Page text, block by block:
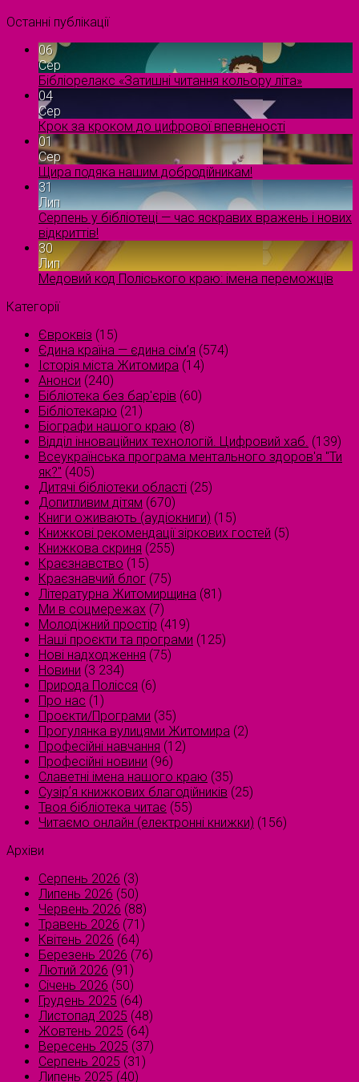
Останні публікації
06
Сер
Бібліорелакс «Затишні читання кольору літа»
04
Сер
Крок за кроком до цифрової впевненості
01
Сер
Щира подяка нашим добродійникам!
31
Лип
Серпень у бібліотеці — час яскравих вражень і нових
відкриттів!
30
Лип
Медовий код Поліського краю: імена переможців
Категорії
Євроквіз (15)
Єдина країна — єдина сім’я (574)
Історія міста Житомира (14)
Анонси (240)
Бібліотека без бар'єрів (60)
Бібліотекарю (21)
Біографи нашого краю (8)
Відділ інноваційних технологій. Цифровий хаб. (139)
Всеукраїнська програма ментального здоров'я "Ти
як?" (405)
Дитячі бібліотеки області (25)
Допитливим дітям (670)
Книги оживають (аудіокниги) (15)
Книжкові рекомендації зіркових гостей (5)
Книжкова скриня (255)
Краєзнавство (15)
Краєзнавчий блог (75)
Літературна Житомирщина (81)
Ми в соцмережах (7)
Молодіжний простір (419)
Наші проєкти та програми (125)
Нові надходження (75)
Новини (3 234)
Природа Полісся (6)
Про нас (1)
Проєкти/Програми (35)
Прогулянка вулицями Житомира (2)
Професійні навчання (12)
Професійні новини (96)
Славетні імена нашого краю (35)
Сузірʼя книжкових благодійників (25)
Твоя бібліотека читає (55)
Читаємо онлайн (електронні книжки) (156)
Архіви
Серпень 2026 (3)
Липень 2026 (50)
Червень 2026 (88)
Травень 2026 (71)
Квітень 2026 (64)
Березень 2026 (76)
Лютий 2026 (91)
Січень 2026 (50)
Грудень 2025 (64)
Листопад 2025 (48)
Жовтень 2025 (64)
Вересень 2025 (37)
Серпень 2025 (31)
Липень 2025 (40)